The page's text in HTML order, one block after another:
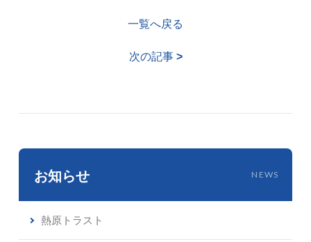
一覧へ戻る
次の記事>
お知らせ NEWS
熱原トラスト